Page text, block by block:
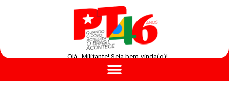
Olá , Militante! Seja bem-vinda(o)!